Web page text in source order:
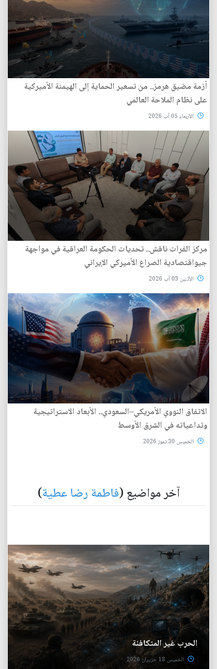
أزمة مضيق هرمز.. من تسعير الحماية إلى الهيمنة الأميركية
على نظام الملاحة العالمي
الأربعاء 05 آب 2026
مركز الفرات ناقش.. تحديات الحكومة العراقية في مواجهة
جيواقتصادية الصراع الأميركي الإيراني
الأثنين 03 آب 2026
الاتفاق النووي الأمريكي–السعودي.. الأبعاد الاستراتيجية
وتداعياته في الشرق الأوسط
الخميس 30 تموز 2026
آخر مواضيع (فاطمة رضا عطية)
الحرب غير المتكافئة
الخميس 18 حزيران 2026